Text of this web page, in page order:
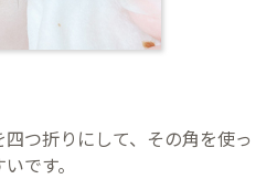
四つ折りにして、その角を使っ
です。